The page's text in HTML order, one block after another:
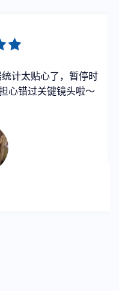
计太贴心了，暂停时
心错过关键镜头啦～